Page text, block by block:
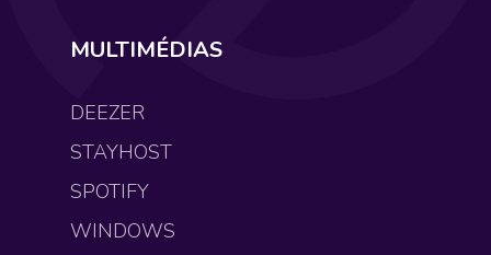
MULTIMÉDIAS
DEEZER
STAYHOST
SPOTIFY
WINDOWS